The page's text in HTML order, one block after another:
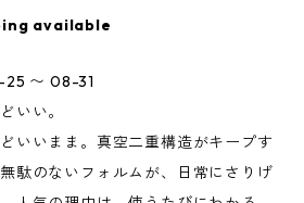
available
〜 08-31
いい。
いいまま。真空二重構造がキープす
駄のないフォルムが、日常にさりげ